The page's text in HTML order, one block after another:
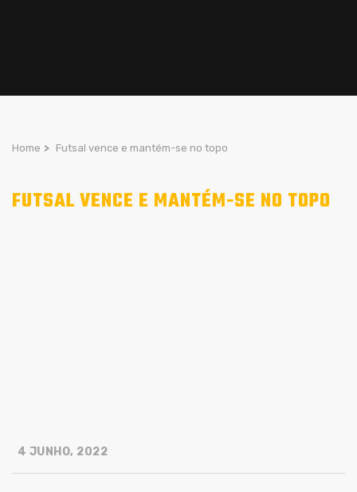
Home > Futsal vence e mantém-se no topo
FUTSAL VENCE E MANTÉM-SE NO TOPO
4 JUNHO, 2022